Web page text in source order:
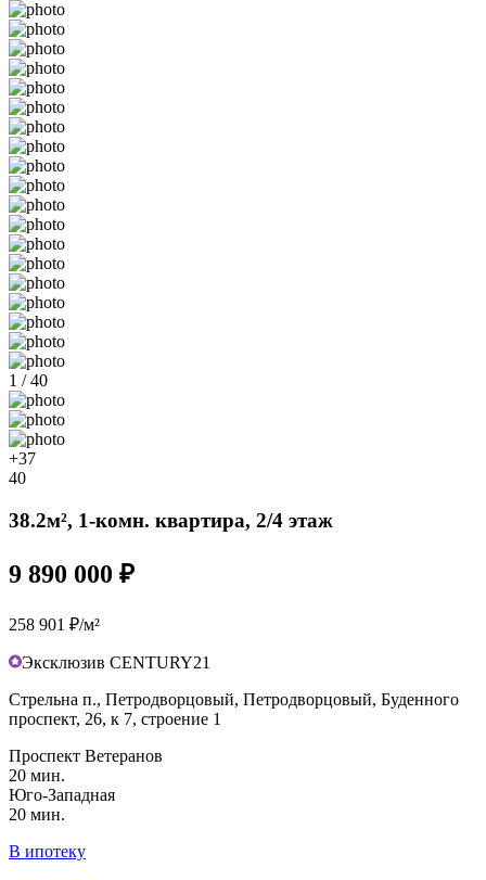
1 / 40
+37
40
38.2м², 1-комн. квартира, 2/4 этаж
9 890 000 ₽
258 901 ₽/м²
Эксклюзив CENTURY21
Стрельна п., Петродворцовый, Петродворцовый, Буденного
проспект, 26, к 7, строение 1
Проспект Ветеранов
20 мин.
Юго-Западная
20 мин.
В ипотеку